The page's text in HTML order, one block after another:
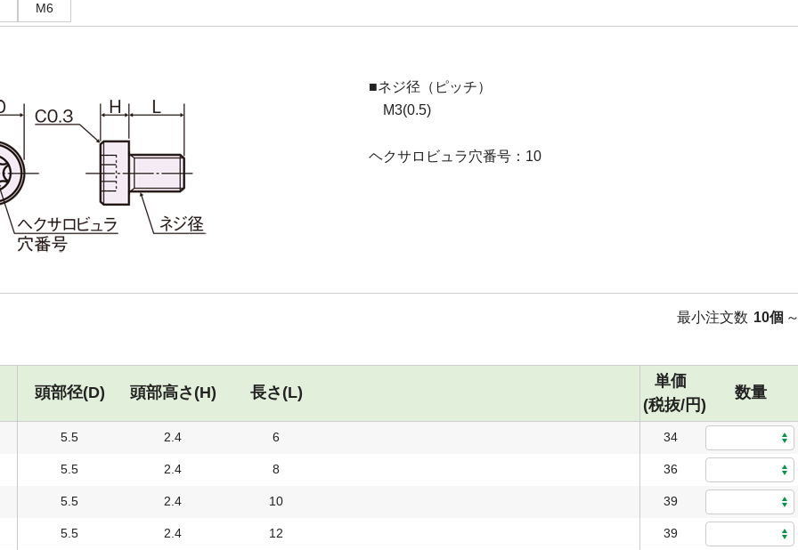
M6
■ネジ径（ピッチ）
M3(0.5)
ヘクサロビュラ穴番号：10
最小注文数 10個
頭部径(D) 頭部高さ(H) 長さ(L)
単価
(税抜/円)
数量
5.5 2.4 6 34
5.5 2.4 8 36
5.5 2.4 10 39
5.5 2.4 12 39